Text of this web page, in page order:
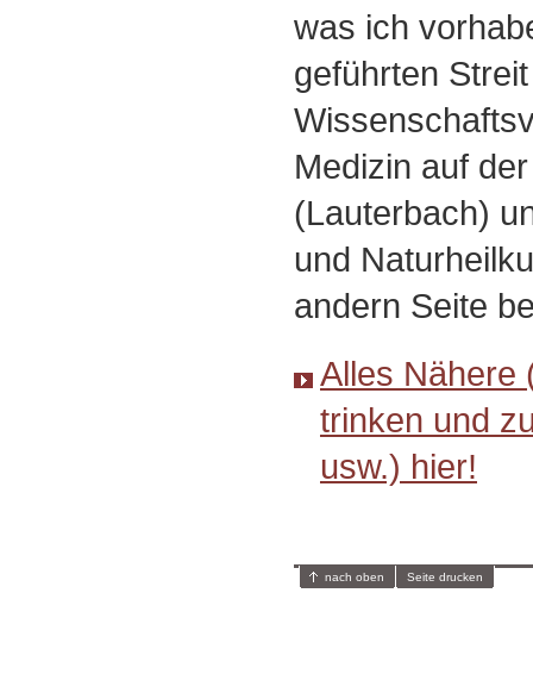
was ich
geführten
Medizin auf
(Lauterbach)
und
andern Seite
Alles Nähere
trinken und
usw.) hier!
nach oben Seite drucken